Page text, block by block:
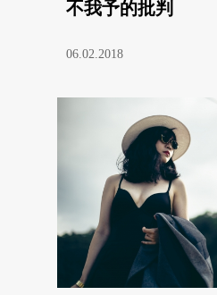
不我予的批判
06.02.2018